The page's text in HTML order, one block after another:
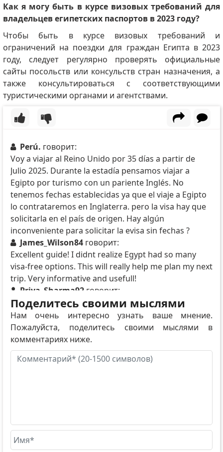
Как я могу быть в курсе визовых требований для
владельцев египетских паспортов в 2023 году?
Чтобы быть в курсе визовых требований и
ограничений на поездки для граждан Египта в 2023
году, следует регулярно проверять официальные
сайты посольств или консульств стран назначения, а
также консультироваться с соответствующими
туристическими органами и агентствами.
Perú. говорит:
Voy a viajar al Reino Unido por 35 días a partir de
Julio 2025. Durante la estadía pensamos viajar a
Egipto por turismo con un pariente Inglés. No
tenemos fechas establecidas ya que el viaje a Egipto
lo contrataremos en Inglaterra. pero la visa hay que
solicitarla en el país de origen. Hay algún
inconveniente para solicitar la evisa sin fechas ?
James_Wilson84 говорит:
Excellent guide! I didnt realize Egypt had so many
visa-free options. This will really help me plan my next
trip. Very informative and usefull!
Priya_Sharma92 говорит:
Wow, this is very usefull information! I didnt know
about so many visa-free options. Realy helpfull for
planning my travels. Thanks for sharing!
Поделитесь своими мыслями
Нам очень интересно узнать ваше мнение.
Пожалуйста, поделитесь своими мыслями в
комментариях ниже.